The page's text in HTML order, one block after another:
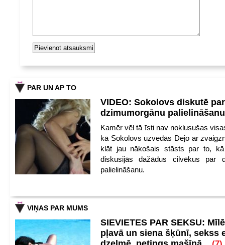
PAR UN AP TO
VIDEO: Sokolovs diskutē par
dzimumorgānu palielināšanu
Kamēr vēl tā īsti nav noklusušas
kā Sokolovs uzvedās Dejo ar
klāt jau nākošais stāsts par to,
diskusijās dažādus cilvēkus par
palielināšanu.
VIŅAS PAR MUMS
SIEVIETES PAR SEKSU:
pļavā un siena šķūnī, sekss